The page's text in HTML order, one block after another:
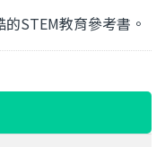
STEM教育參考書。